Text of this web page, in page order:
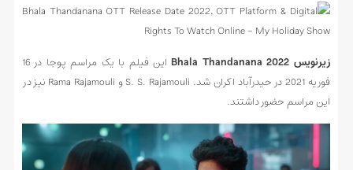
زیرنویس Bhala Thandanana 2022
این فیلم با یک مراسم پوجا در 16
فوریه 2021 در حیدرآباد اکران شد. S. S. Rajamouli و Rama Rajamouli نیز در
این مراسم حضور داشتند.